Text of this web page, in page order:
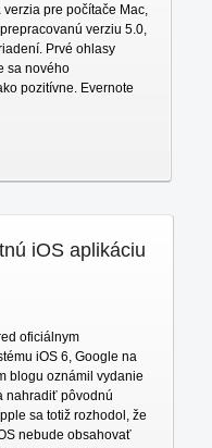
pre počítače Mac,
verziu 5.0,
Prvé ohlasy
sa nového
pozitívne. Evernote
iOS aplikáciu
oficiálnym
iOS 6, Google na
blogu oznámil vydanie
nahradiť pôvodnú
sa totiž rozhodol, že
nebude obsahovať